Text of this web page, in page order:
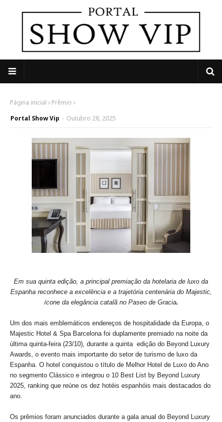
Página inicial
Prêmio
Portal Show Vip - Outubro 28, 2025
Em sua quinta edição, a principal premiação da hotelaria de luxo da
Espanha reconhece a excelência e a trajetória centenária do Majestic,
ícone da elegância catalã no Paseo de Gracia.
Um dos mais emblemáticos endereços de hospitalidade da Europa, o
Majestic Hotel & Spa Barcelona foi duplamente premiado na noite da
última quinta-feira (23/10), durante a quinta edição do Beyond Luxury
Awards, o evento mais importante do setor de turismo de luxo da
Espanha. O hotel conquistou o título de Melhor Hotel de Luxo do Ano
no segmento Clássico e integrou o 10 Best List by Beyond Luxury
2025, ranking que reúne os dez hotéis espanhóis mais destacados do
ano.
Os prêmios foram anunciados durante a gala anual do Beyond Luxury